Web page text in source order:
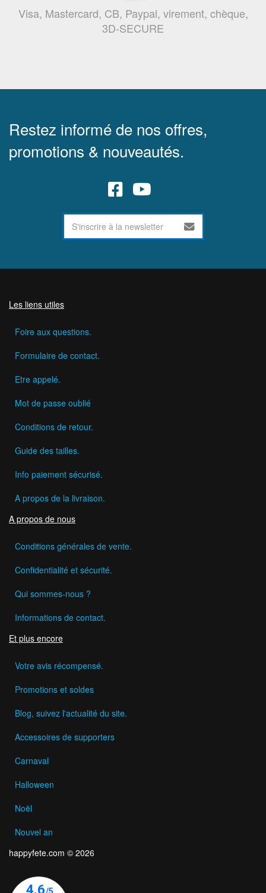
Visa, Mastercard, CB, Paypal, virement, chèque,
3D-SECURE
Restez informé de nos offres,
promotions & nouveautés.
Les liens utiles
Foire aux questions.
Formulaire de contact.
Etre appelé.
Mot de passe oublié
Conditions de retour.
Guide des tailles.
Info paiement sécurisé.
A propos de la livraison.
A propos de nous
Conditions générales de vente.
Confidentialité et sécurité.
Qui sommes-nous ?
Informations de contact.
Et plus encore
Votre avis récompensé.
Promotions et soldes
Blog, suivez l'actualité du site.
Accessoires de supporters
Carnaval
Halloween
Noël
Nouvel an
happyfete.com © 2026